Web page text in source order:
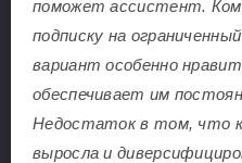
поможет ассистент.
подписку на
вариант особенно
обеспечивает им
Недостаток в том, что
выросла и